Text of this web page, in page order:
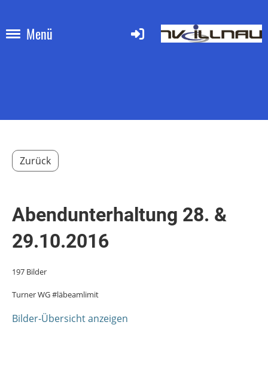
Menü
Zurück
Abendunterhaltung 28. &
29.10.2016
197 Bilder
Turner WG #läbeamlimit
Bilder-Übersicht anzeigen